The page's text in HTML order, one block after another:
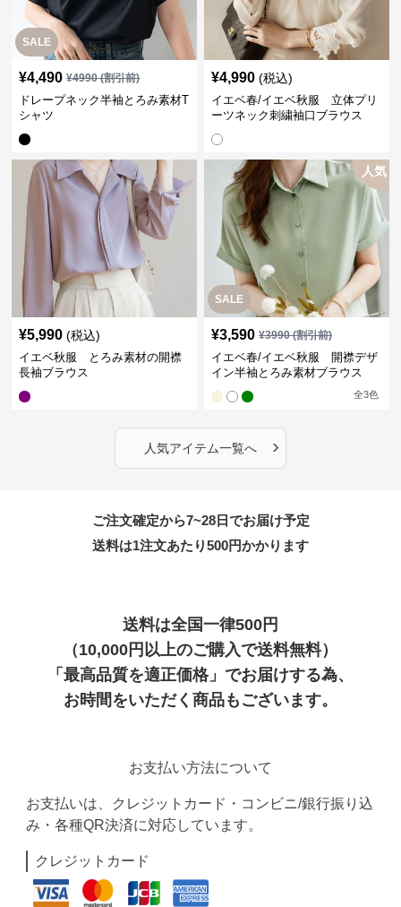
SALE
¥4,490 ¥4990(割引前)
ドレープネック半袖とろみ素材T
シャツ
¥4,990 (税込)
イエベ春/イエベ秋服 立体プリ
ーツネック刺繍袖口ブラウス
¥5,990 (税込)
イエベ秋服 とろみ素材の開襟
長袖ブラウス
SALE
人気
¥3,590 ¥3990(割引前)
イエベ春/イエベ秋服 開襟デザ
イン半袖とろみ素材ブラウス
全3色
人気アイテム一覧へ ›
ご注文確定から7~28日でお届け予定
送料は1注文あたり500円かかります
送料は全国一律500円
（10,000円以上のご購入で送料無料）
「最高品質を適正価格」でお届けする為、
お時間をいただく商品もございます。
お支払い方法について
お支払いは、クレジットカード・コンビニ/銀行振り込
み・各種QR決済に対応しています。
クレジットカード